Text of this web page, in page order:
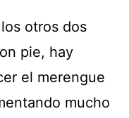
otros dos
pie, hay
el merengue
mucho